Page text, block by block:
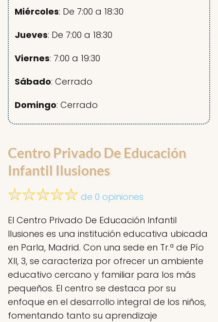
Miércoles: De 7:00 a 18:30
Jueves: De 7:00 a 18:30
Viernes: 7:00 a 19:30
Sábado: Cerrado
Domingo: Cerrado
Centro Privado De Educación
Infantil Ilusiones
de 0 opiniones
El Centro Privado De Educación Infantil
Ilusiones es una institución educativa ubicada
en Parla, Madrid. Con una sede en Tr.ª de Pío
XII, 3, se caracteriza por ofrecer un ambiente
educativo cercano y familiar para los más
pequeños. El centro se destaca por su
enfoque en el desarrollo integral de los niños,
fomentando tanto su aprendizaje